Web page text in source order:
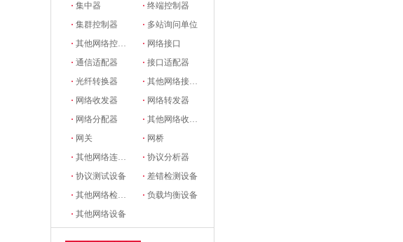
·集中器 ·终端控制器
·集群控制器 · 多站询问单位
·其他网络控制设备 · 网络接口
·通信适配器 ·接口适配器
·光纤转换器 ·其他网络接口和适配器
· 网络收发器 · 网络转发器
· 网络分配器 ·其他网络收发设备
· 网关 · 网桥
·其他网络连接设备 ·协议分析器
·协议测试设备 · 差错检测设备
·其他网络检测设备 ·负载均衡设备
·其他网络设备